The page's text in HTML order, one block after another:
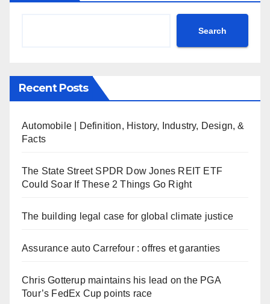
Search
Recent Posts
Automobile | Definition, History, Industry, Design, &
Facts
The State Street SPDR Dow Jones REIT ETF
Could Soar If These 2 Things Go Right
The building legal case for global climate justice
Assurance auto Carrefour : offres et garanties
Chris Gotterup maintains his lead on the PGA
Tour’s FedEx Cup points race